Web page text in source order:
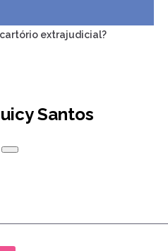
extrajudicial?
Santos